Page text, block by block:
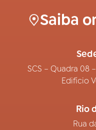
Saiba
SCS – Quadra 08
Edifício
Rio
Rua